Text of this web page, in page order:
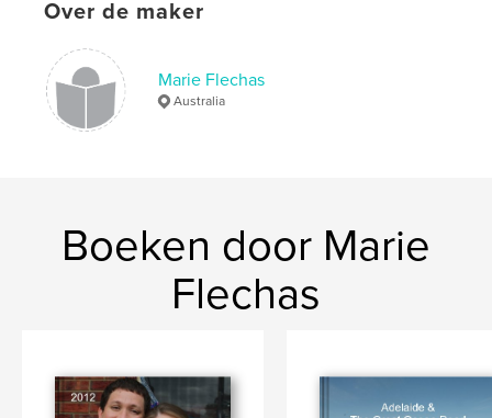
Over de maker
Marie Flechas
Australia
Boeken door Marie
Flechas